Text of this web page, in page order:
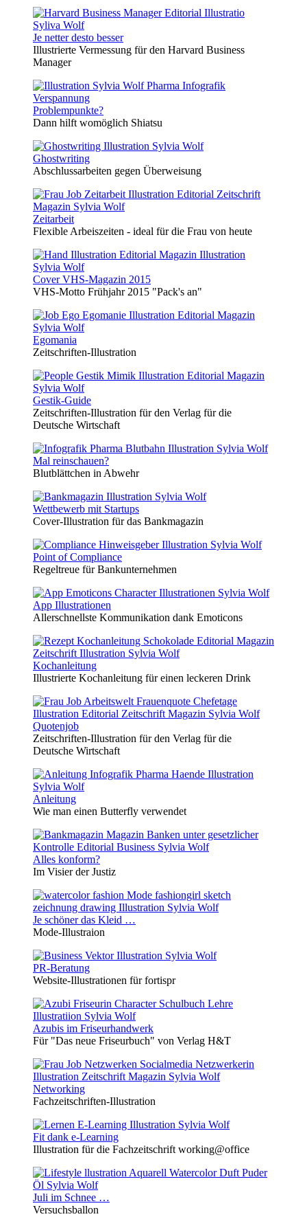
Je netter desto besser
Illustrierte Vermessung für den Harvard Business
Manager
Problempunkte?
Dann hilft womöglich Shiatsu
Ghostwriting
Abschlussarbeiten gegen Überweisung
Zeitarbeit
Flexible Arbeiszeiten - ideal für die Frau von heute
Cover VHS-Magazin 2015
VHS-Motto Frühjahr 2015 "Pack's an"
Egomania
Zeitschriften-Illustration
Gestik-Guide
Zeitschriften-Illustration für den Verlag für die
Deutsche Wirtschaft
Mal reinschauen?
Blutblättchen in Abwehr
Wettbewerb mit Startups
Cover-Illustration für das Bankmagazin
Point of Compliance
Regeltreue für Bankunternehmen
App Illustrationen
Allerschnellste Kommunikation dank Emoticons
Kochanleitung
Illustrierte Kochanleitung für einen leckeren Drink
Quotenjob
Zeitschriften-Illustration für den Verlag für die
Deutsche Wirtschaft
Anleitung
Wie man einen Butterfly verwendet
Alles konform?
Im Visier der Justiz
Je schöner das Kleid …
Mode-Illustraion
PR-Beratung
Website-Illustrationen für fortispr
Azubis im Friseurhandwerk
Für "Das neue Friseurbuch" von Verlag H&T
Networking
Fachzeitschriften-Illustration
Fit dank e-Learning
Illustration für die Fachzeitschrift working@office
Juli im Schnee …
Versuchsballon